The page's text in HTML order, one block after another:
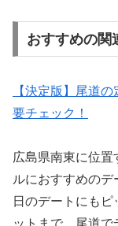
おすすめの関
【決定版】尾道
要チェック！
広島県南東に位
ルにおすすめの
日のデートにも